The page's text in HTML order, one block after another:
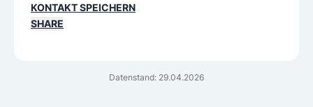
Datenstand: 29.04.2026
KONTAKT SPEICHERN
SHARE